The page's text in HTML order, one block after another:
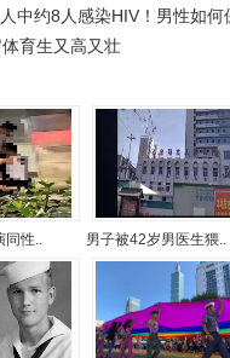
中约8人感染HIV！男性如何
育生又高又壮
同性.. 男子被42岁男医生猥..